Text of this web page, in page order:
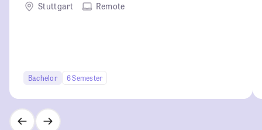
Stuttgart
Remote
Bachelor 6 Semester